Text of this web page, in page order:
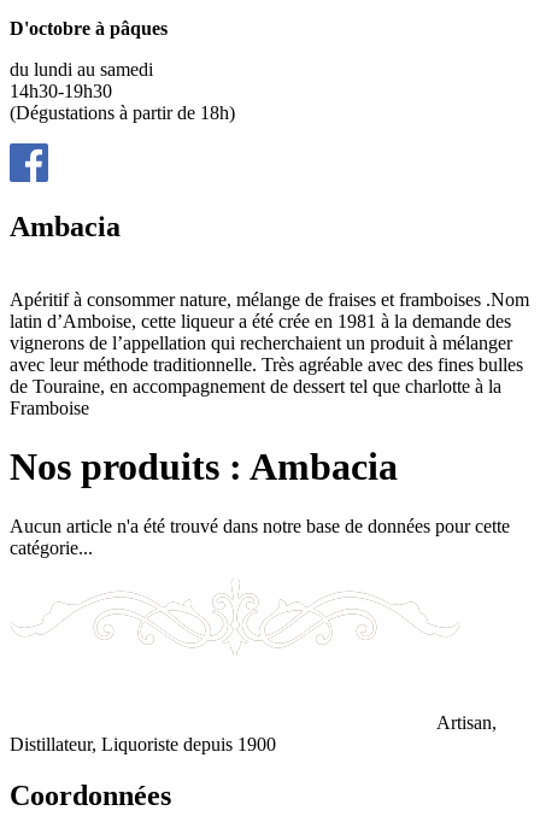
D'octobre à pâques
du lundi au samedi
14h30-19h30
(Dégustations à partir de 18h)
Ambacia
Apéritif à consommer nature, mélange de fraises et framboises .Nom
latin d’Amboise, cette liqueur a été crée en 1981 à la demande des
vignerons de l’appellation qui recherchaient un produit à mélanger
avec leur méthode traditionnelle. Très agréable avec des fines bulles
de Touraine, en accompagnement de dessert tel que charlotte à la
Framboise
Nos produits : Ambacia
Aucun article n'a été trouvé dans notre base de données pour cette
catégorie...
Artisan,
Distillateur, Liquoriste depuis 1900
Coordonnées